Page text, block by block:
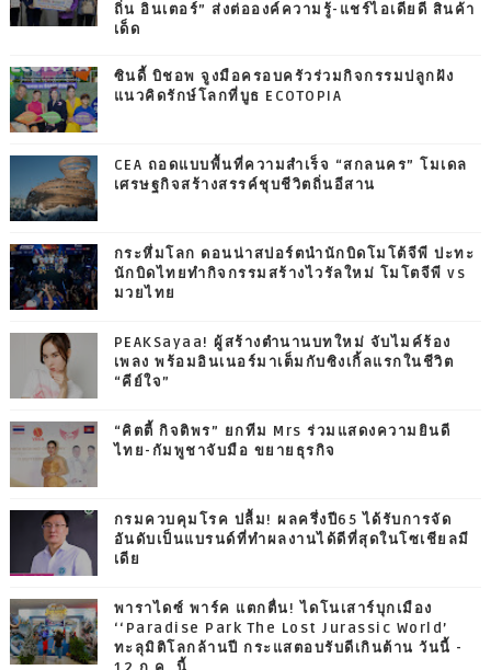
ถิ่น อินเตอร์” ส่งต่อองค์ความรู้-แชร์ไอเดียดี สินค้า
เด็ด
ซินดี้ บิชอพ จูงมือครอบครัวร่วมกิจกรรมปลูกฝัง
แนวคิดรักษ์โลกที่บูธ ECOTOPIA
CEA ถอดแบบพื้นที่ความสำเร็จ “สกลนคร” โมเดล
เศรษฐกิจสร้างสรรค์ชุบชีวิตถิ่นอีสาน
กระหึ่มโลก ดอนน่าสปอร์ตนำนักบิดโมโต้จีพี ปะทะ
นักบิดไทยทำกิจกรรมสร้างไวรัลใหม่ โมโตจีพี vs
มวยไทย
PEAKSayaa! ผู้สร้างตำนานบทใหม่ จับไมค์ร้อง
เพลง พร้อมอินเนอร์มาเต็มกับซิงเกิ้ลแรกในชีวิต
“คีย์ใจ”
“คิตตี้ กิจติพร” ยกทีม Mrs ร่วมแสดงความยินดี
ไทย-กัมพูชาจับมือ ขยายธุรกิจ
กรมควบคุมโรค ปลื้ม! ผลครึ่งปี65 ได้รับการจัด
อันดับเป็นแบรนด์ที่ทำผลงานได้ดีที่สุดในโซเชียลมี
เดีย
พาราไดซ์ พาร์ค แตกตื่น! ไดโนเสาร์บุกเมือง
‘‘Paradise Park The Lost Jurassic World’
ทะลุมิติโลกล้านปี กระแสตอบรับดีเกินต้าน วันนี้ -